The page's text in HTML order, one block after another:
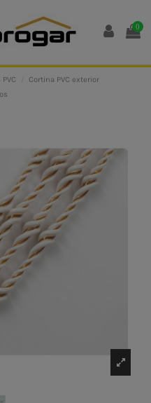
0
Cortina PVC exterior